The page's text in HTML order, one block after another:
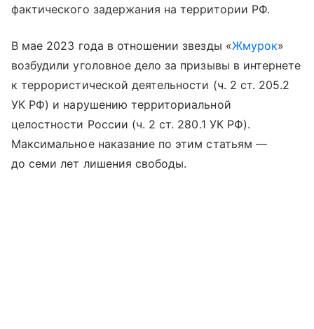
фактического задержания на территории РФ.
В мае 2023 года в отношении звезды «Жмурок»
возбудили уголовное дело за призывы в интернете
к террористической деятельности (ч. 2 ст. 205.2
УК РФ) и нарушению территориальной
целостности России (ч. 2 ст. 280.1 УК РФ).
Максимальное наказание по этим статьям —
до семи лет лишения свободы.